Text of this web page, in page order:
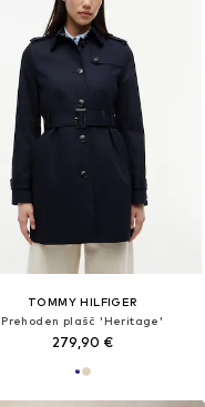
TOMMY HILFIGER
Prehoden plašč 'Heritage'
279,90 €